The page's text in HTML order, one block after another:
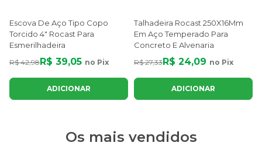
Escova De Aço Tipo Copo
Torcido 4" Rocast Para
Esmerilhadeira
R$ 42,98R$ 39,05 no Pix
ADICIONAR
Talhadeira Rocast 250X16Mm
Em Aço Temperado Para
Concreto E Alvenaria
R$ 27,33R$ 24,09 no Pix
ADICIONAR
Os mais vendidos